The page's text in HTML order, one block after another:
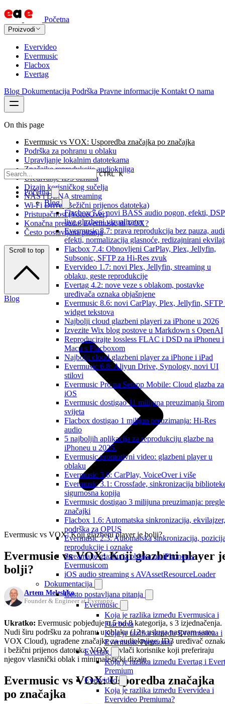
Početna
Proizvodi
Evervideo
Evermusic
Flacbox
Evertag
Blog Dokumentacija Podrška Pravne informacije Kontakt O nama
CTRL K
Početna
Blog
Flacbox 7.6: novi BASS audio pogon, efekti,
live glazbeni vizualizator
Evermusic 8.7: prava reprodukcija bez pauza,
efekti, normalizacija glasnoće, redizajnirani
Flacbox 7.4: Obnovljeni CarPlay, Plex, Jellyfin,
Subsonic, SFTP za Hi-Res zvuk
Evervideo 1.7: novi Plex, Jellyfin, streaming u
oblaku, geste reprodukcije
Evertag 4.2: nove veze s oblakom, postavke
uređivača oznaka objašnjene
Evermusic 8.6: novi CarPlay, Plex, Jellyfin, SFTP
widget tekstova
Najbolji cloud glazbeni playeri za iPhone u 2026
Izvezite Wix blog postove u Markdown s OpenAI
Reproducirajte lossless FLAC i DSD na iPhoneu i
Macu s Flacboxom
Najbolji cloud glazbeni player za iPhone i iPad
Evermusic 6.8: Aliyun Drive, Synology, novi UI
stilovi
Evermusic Pro na Setapp Mobile: Cloud glazba za
iOS
Evermusic dostigao 11 milijuna preuzimanja širom
svijeta
Flacbox dostigao 1 milijun preuzimanja: Hi-Res
audio
5 najboljih aplikacija za reprodukciju glazbe na
iPhoneu u 2025.
Evermusic promotivni video: glazbeni player u
oblaku
Evermusic 3.6: CarPlay, VoiceOver i više
Evermusic 3.1: Crossfade, sinkronizacija
sigurnosna kopija
Evermusic dostigao 3 milijuna preuzimanja:
značajki
Flacbox 1.6: Automatska sinkronizacija, ekvilajzer,
podrška za OPUS
Evermusic 2.3: Automatska sinkronizacija,
reprodukcije i oznake
Streamajte glazbu iz oblaka na iPhoneu s
Evermusicom
iOS audio streaming s AVAssetResourceLoader
Dokumentacija
Često postavljana pitanja
Evermusic
Koja je razlika između Evermusica i
Flacboxa
Koja je razlika između Evermusicaa i
Evermusic Premiuma
Evertag
Koja je razlika između Evertag i
Premium
Evervideo
Koja je razlika između Evervidea i
Evervideo Premiuma?
On this page
Evermusic vs VOX: Usporedba značajka po značajka
Podrška za pohranu u oblaku
Upravljanje lokalnim datotekama
Značajke reprodukcije audioknjiga
Uređivanje ID3 oznaka
Dizajn korisničkog sučelja
NAS i DLNA streaming
Wi-Fi Drive (Bežični prijenos datoteka)
Pristupačnost (VoiceOver)
Konačna presuda: Evermusic ili VOX?
Često postavljana pitanja
Scroll to top
Blog
Evermusic vs VOX: Koji glazbeni player je bolji?
Evermusic vs VOX: Koji glazbeni player
bolji?
Artem Meleshko
Founder & Engineer at Everappz
Ukratko: Evermusic pobjeđuje u 5 od 8 kategorija, s 3 izjednačenja.
Nudi širu podršku za pohranu u oblaku (12+ usluga naspram samo
VOX Cloud), ugrađene značajke za audioknjige, ID3 uređivač
i bežični prijenos datoteka. VOX privlači korisnike koji preferiraju
njegov vlasnički oblak i minimalistički dizajn.
Evermusic vs VOX: Usporedba značajka
po značajka